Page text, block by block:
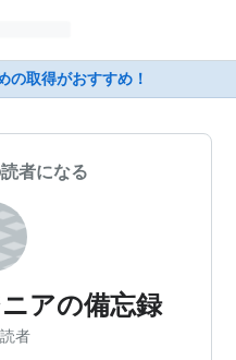
の取得がおすすめ！
者になる
アの備忘録
者